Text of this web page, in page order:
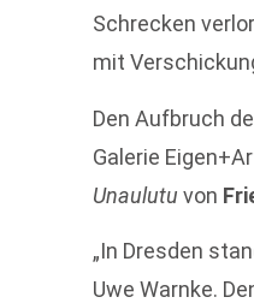
Schrecken
mit
Den Aufbruch
Galerie
Unaulutu von
„In Dresden
Uwe Warnke.